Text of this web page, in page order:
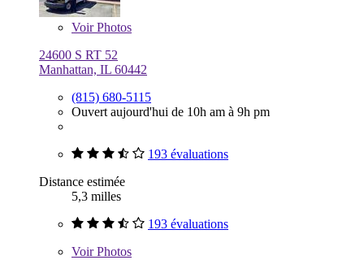
VoirPhotos
24600 S RT 52
Manhattan, IL 60442
(815) 680-5115
Ouvert aujourd'hui de 10h am à 9h pm
193 évaluations
Distance estimée
5,3 milles
193 évaluations
VoirPhotos